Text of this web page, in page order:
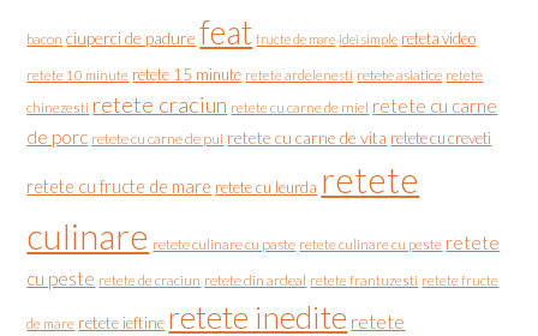
bacon ciuperci de padure feat fructe de mare idei simple reteta video
retete 10 minute retete 15 minute retete ardelenesti retete asiatice retete
chinezesti retete craciun retete cu carne de miel retete cu carne
de porc retete cu carne de pui retete cu carne de vita retete cu creveti
retete cu fructe de mare retete cu leurda retete
culinare retete culinare cu paste retete culinare cu peste retete
cu peste retete de craciun retete din ardeal retete frantuzesti retete fructe
de mare retete ieftine retete inedite retete